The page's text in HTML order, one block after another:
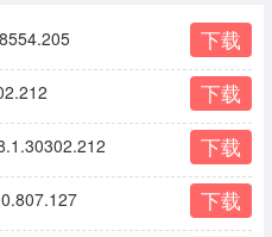
下载
下载
下载
下载